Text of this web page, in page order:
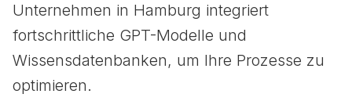
Unternehmen in Hamburg integriert
fortschrittliche GPT-Modelle und
Wissensdatenbanken, um Ihre Prozesse zu
optimieren.